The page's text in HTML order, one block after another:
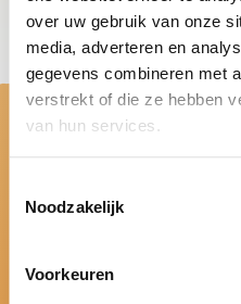
over uw gebruik van onze
media, adverteren en
gegevens combineren met
verstrekt of die ze hebben
van hun services.
Noodzakelijk
Voorkeuren
With us, it's a